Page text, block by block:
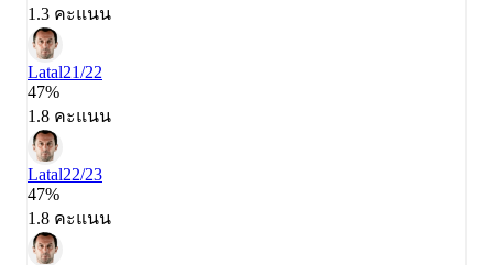
1.3 คะแนน
Latal21/22
47%
1.8 คะแนน
Latal22/23
47%
1.8 คะแนน